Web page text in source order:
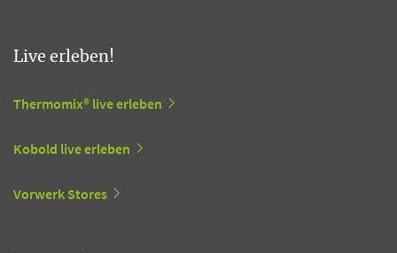
Live erleben!
Thermomix® live erleben
Kobold live erleben
Vorwerk Stores